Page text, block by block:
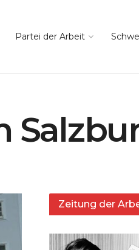
Partei der Arbeit
Zeitung der